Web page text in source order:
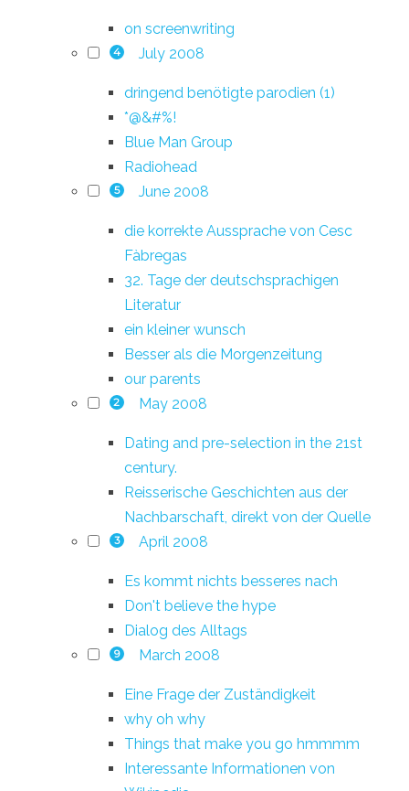
on screenwriting
4 July 2008
dringend benötigte parodien (1)
*@&#%!
Blue Man Group
Radiohead
5 June 2008
die korrekte Aussprache von Cesc
Fàbregas
32. Tage der deutschsprachigen
Literatur
ein kleiner wunsch
Besser als die Morgenzeitung
our parents
2 May 2008
Dating and pre-selection in the 21st
century.
Reisserische Geschichten aus der
Nachbarschaft, direkt von der Quelle
3 April 2008
Es kommt nichts besseres nach
Don't believe the hype
Dialog des Alltags
9 March 2008
Eine Frage der Zuständigkeit
why oh why
Things that make you go hmmmm
Interessante Informationen von